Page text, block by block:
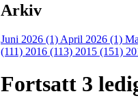
Arkiv
Juni 2026 (1) April 2026 (1)
(111) 2016 (113) 2015 (151)
Fortsatt 3